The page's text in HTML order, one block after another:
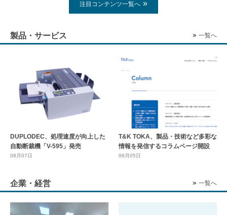
注目コンテンツ一覧へ
製品・サービス 一覧へ
DUPLODEC、処理速度が向上した
自動断裁機「V-595」発売
08月07日
T&K TOKA、製品・技術など多彩な
情報を発信するコラムページ開設
08月05日
企業・経営 一覧へ